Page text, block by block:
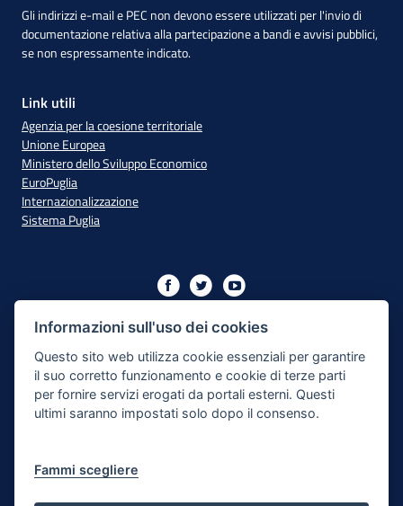
Gli indirizzi e-mail e PEC non devono essere utilizzati per l'invio di
documentazione relativa alla partecipazione a bandi e avvisi pubblici,
se non espressamente indicato.
Link utili
Agenzia per la coesione territoriale
Unione Europea
Ministero dello Sviluppo Economico
EuroPuglia
Internazionalizzazione
Sistema Puglia
XIII
Dichiarazione di Accessibilità
Note Legali
Informazioni sull'uso dei cookies
Questo sito web utilizza cookie essenziali per garantire
il suo corretto funzionamento e cookie di terze parti
per fornire servizi erogati da portali esterni. Questi
ultimi saranno impostati solo dopo il consenso.
Fammi scegliere